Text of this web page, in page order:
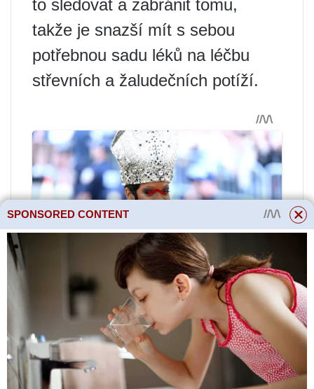
to sledovat a zabránit tomu,
takže je snazší mít s sebou
potřebnou sadu léků na léčbu
střevních a žaludečních potíží.
SPONSORED CONTENT